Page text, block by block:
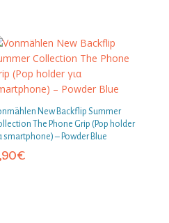
New Backflip Summer
The Phone Grip (Pop holder
smartphone) – Powder Blue
€